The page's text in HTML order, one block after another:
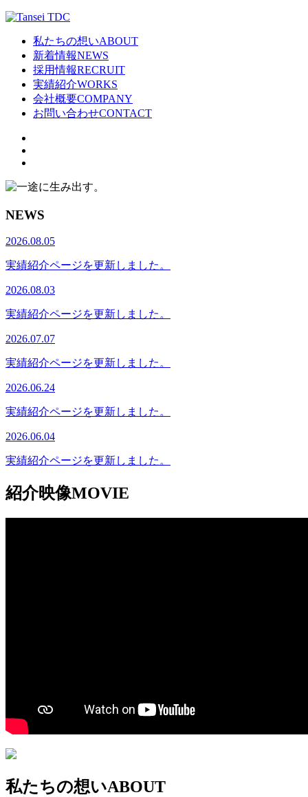
私たちの想いABOUT
新着情報NEWS
採用情報RECRUIT
実績紹介WORKS
会社概要COMPANY
お問い合わせCONTACT
NEWS
2026.08.05
実績紹介ページを更新しました。
2026.08.03
実績紹介ページを更新しました。
2026.07.07
実績紹介ページを更新しました。
2026.06.24
実績紹介ページを更新しました。
2026.06.04
実績紹介ページを更新しました。
紹介映像MOVIE
私たちの想いABOUT